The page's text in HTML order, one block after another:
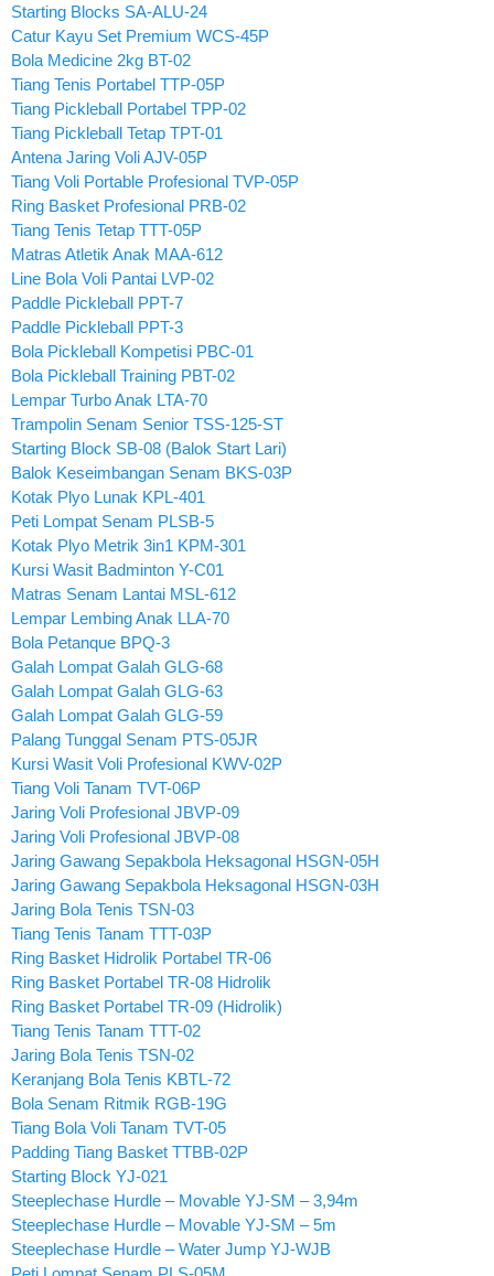
Starting Blocks SA-ALU-24
Catur Kayu Set Premium WCS-45P
Bola Medicine 2kg BT-02
Tiang Tenis Portabel TTP-05P
Tiang Pickleball Portabel TPP-02
Tiang Pickleball Tetap TPT-01
Antena Jaring Voli AJV-05P
Tiang Voli Portable Profesional TVP-05P
Ring Basket Profesional PRB-02
Tiang Tenis Tetap TTT-05P
Matras Atletik Anak MAA-612
Line Bola Voli Pantai LVP-02
Paddle Pickleball PPT-7
Paddle Pickleball PPT-3
Bola Pickleball Kompetisi PBC-01
Bola Pickleball Training PBT-02
Lempar Turbo Anak LTA-70
Trampolin Senam Senior TSS-125-ST
Starting Block SB-08 (Balok Start Lari)
Balok Keseimbangan Senam BKS-03P
Kotak Plyo Lunak KPL-401
Peti Lompat Senam PLSB-5
Kotak Plyo Metrik 3in1 KPM-301
Kursi Wasit Badminton Y-C01
Matras Senam Lantai MSL-612
Lempar Lembing Anak LLA-70
Bola Petanque BPQ-3
Galah Lompat Galah GLG-68
Galah Lompat Galah GLG-63
Galah Lompat Galah GLG-59
Palang Tunggal Senam PTS-05JR
Kursi Wasit Voli Profesional KWV-02P
Tiang Voli Tanam TVT-06P
Jaring Voli Profesional JBVP-09
Jaring Voli Profesional JBVP-08
Jaring Gawang Sepakbola Heksagonal HSGN-05H
Jaring Gawang Sepakbola Heksagonal HSGN-03H
Jaring Bola Tenis TSN-03
Tiang Tenis Tanam TTT-03P
Ring Basket Hidrolik Portabel TR-06
Ring Basket Portabel TR-08 Hidrolik
Ring Basket Portabel TR-09 (Hidrolik)
Tiang Tenis Tanam TTT-02
Jaring Bola Tenis TSN-02
Keranjang Bola Tenis KBTL-72
Bola Senam Ritmik RGB-19G
Tiang Bola Voli Tanam TVT-05
Padding Tiang Basket TTBB-02P
Starting Block YJ-021
Steeplechase Hurdle – Movable YJ-SM – 3,94m
Steeplechase Hurdle – Movable YJ-SM – 5m
Steeplechase Hurdle – Water Jump YJ-WJB